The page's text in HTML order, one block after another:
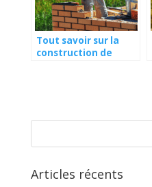
Tout savoir sur la
construction de
Articles récents